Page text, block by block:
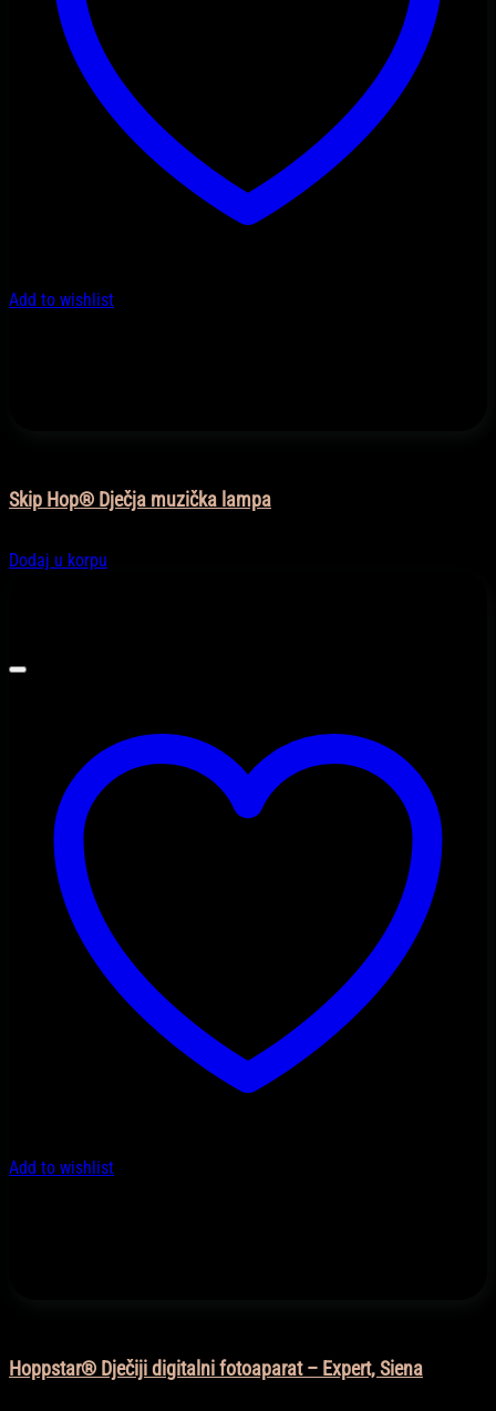
Add to wishlist
Add to wishlist
Skip Hop® Dječja muzička lampa
Dodaj u korpu
Hoppstar® Dječiji digitalni fotoaparat – Expert, Siena